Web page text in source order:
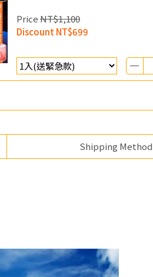
PriceNT$1,100
Discount NT$699
Shipping Method